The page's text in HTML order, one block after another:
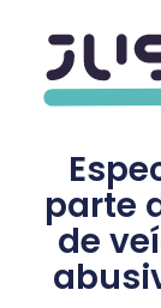
parte
de